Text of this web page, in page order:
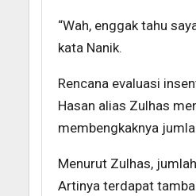
“Wah, enggak tahu
kata Nanik.
Rencana evaluasi
Hasan alias Zulhas
membengkaknya
Menurut Zulhas,
Artinya terdapat